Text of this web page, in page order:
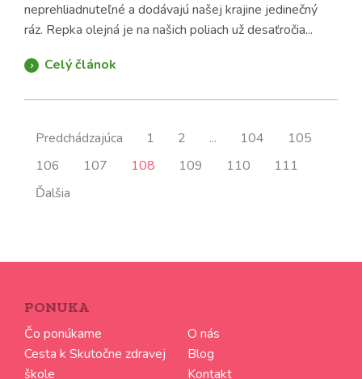
neprehliadnuteľné a dodávajú našej krajine jedinečný
ráz. Repka olejná je na našich poliach už desaťročia...
Celý článok
Predchádzajúca 1 2 ... 104
105
106
107 108 109 110
111
Ďalšia
PONUKA
Čo ponúkame
Cesta k Skutočne zdravej
škole
O nás
Blog
Kontakt